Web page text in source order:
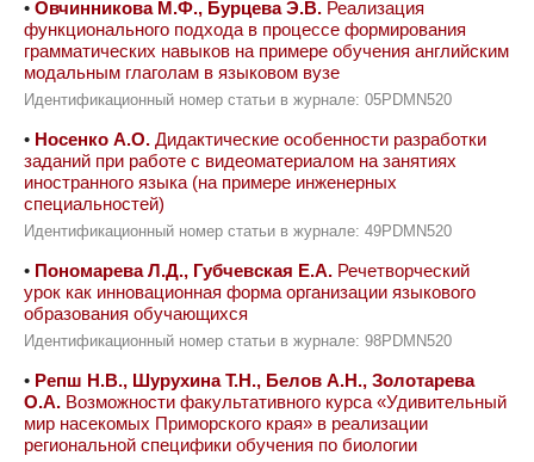
• Овчинникова М.Ф., Бурцева Э.В. Реализация
функционального подхода в процессе формирования
грамматических навыков на примере обучения английским
модальным глаголам в языковом вузе
Идентификационный номер статьи в журнале: 05PDMN520
• Носенко А.О. Дидактические особенности разработки
заданий при работе с видеоматериалом на занятиях
иностранного языка (на примере инженерных
специальностей)
Идентификационный номер статьи в журнале: 49PDMN520
• Пономарева Л.Д., Губчевская Е.А. Речетворческий
урок как инновационная форма организации языкового
образования обучающихся
Идентификационный номер статьи в журнале: 98PDMN520
• Репш Н.В., Шурухина Т.Н., Белов А.Н., Золотарева
О.А. Возможности факультативного курса «Удивительный
мир насекомых Приморского края» в реализации
региональной специфики обучения по биологии